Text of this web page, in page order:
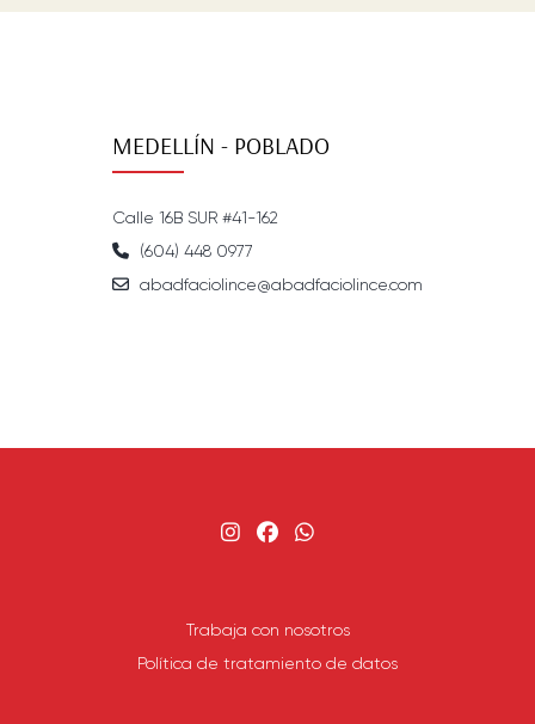
MEDELLÍN - POBLADO
Calle 16B SUR #41-162
(604) 448 0977
abadfaciolince@abadfaciolince.com
Trabaja con nosotros
Política de tratamiento de datos